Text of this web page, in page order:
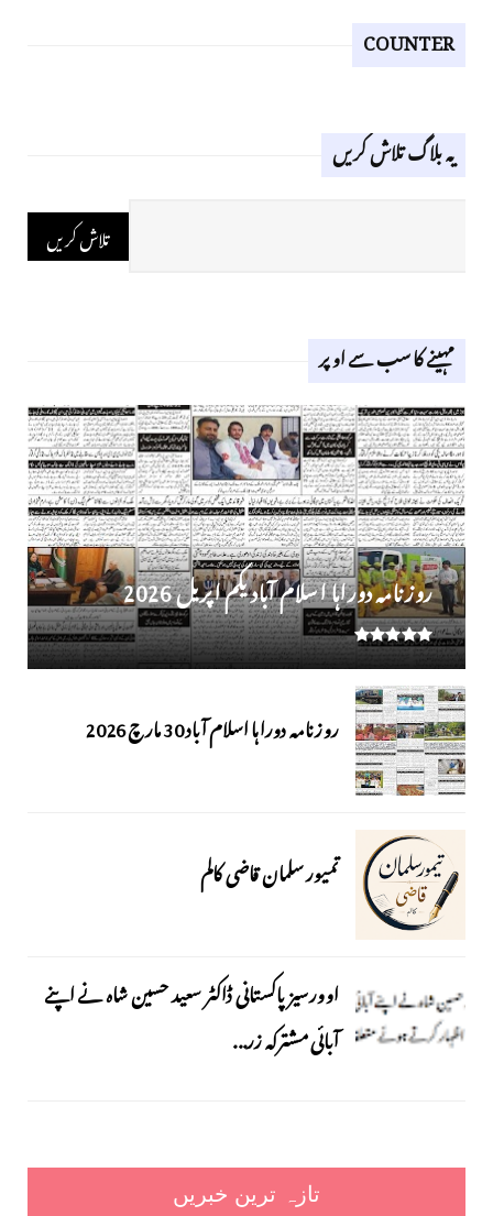
COUNTER
یہ بلاگ تلاش کریں
مہینے کا سب سے اوپر
روز نامہ دوراہا اسلام آباد یکم اپریل 2026
روزنامہ دوراہا اسلام آباد 30 مارچ 2026
تمیور سلمان قاضی کالم
اوورسیز پاکستانی ڈاکٹر سعید حسین شاہ نے اپنے
آبائی مشترکہ زر...
تازہ ترین خبریں